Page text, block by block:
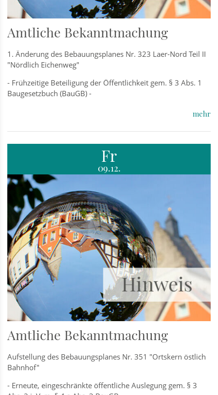
Amtliche Bekanntmachung
1. Änderung des Bebauungsplanes Nr. 323 Laer-Nord Teil II
"Nördlich Eichenweg"
- Frühzeitige Beteiligung der Öffentlichkeit gem. § 3 Abs. 1
Baugesetzbuch (BauGB) -
mehr
Fr
09.12.
Amtliche Bekanntmachung
Aufstellung des Bebauungsplanes Nr. 351 "Ortskern östlich
Bahnhof"
- Erneute, eingeschränkte öffentliche Auslegung gem. § 3